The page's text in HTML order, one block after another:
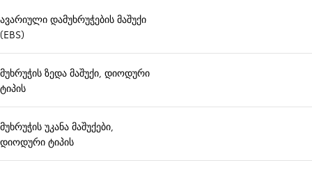
ავარიული დამუხრუჭების მაშუქი
(EBS)
მუხრუჭის ზედა მაშუქი, დიოდური
ტიპის
მუხრუჭის უკანა მაშუქები,
დიოდური ტიპის